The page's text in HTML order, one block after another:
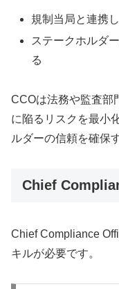
規制当局と連携
ステークホルダ
る
CCOは法務や監査部
に陥るリスクを最小
ルダーの信頼を確保
Chief
Chief Compliance
キルが必要です。